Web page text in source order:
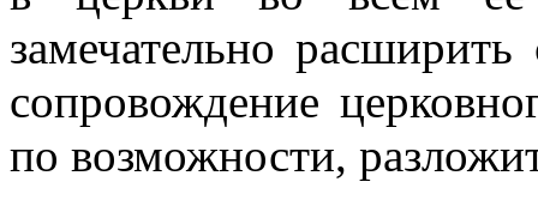
замечательно
сопровождение
по возможности,